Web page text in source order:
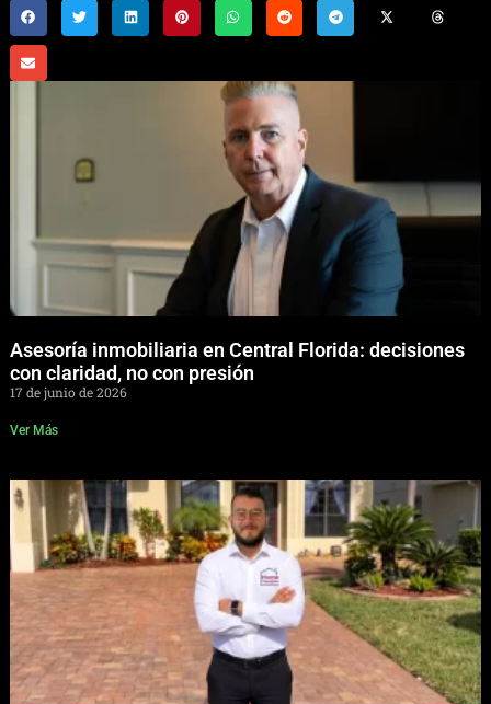
Asesoría inmobiliaria en Central Florida: decisiones
con claridad, no con presión
17 de junio de 2026
Ver Más